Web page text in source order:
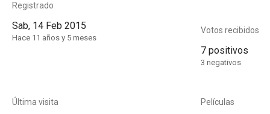
Registrado
Sab, 14 Feb 2015
Hace 11 años y 5 meses
Votos recibidos
7 positivos
3 negativos
Última visita Películas